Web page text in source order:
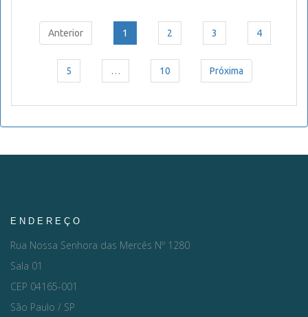
Anterior 1 2 3 4
5 … 10 Próxima
ENDEREÇO
Rua Nossa Senhora das Mercês Nº 1280
Sala 01
CEP 04165-001
São Paulo / SP